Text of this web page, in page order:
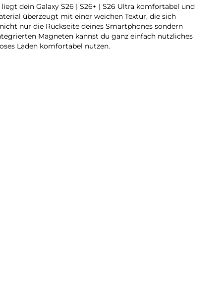
dein Galaxy S26 | S26+ | S26 Ultra komfortabel und
überzeugt mit einer weichen Textur, die sich
nur die Rückseite deines Smartphones sondern
Magneten kannst du ganz einfach nützliches
Laden komfortabel nutzen.